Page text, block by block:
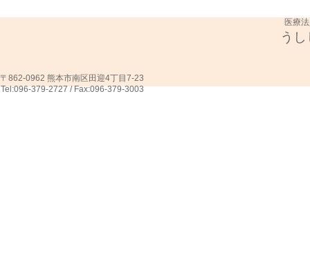
医療
う
〒862-0962 熊本市南区田迎4丁目7-23
Tel:096-379-2727 / Fax:096-379-3003